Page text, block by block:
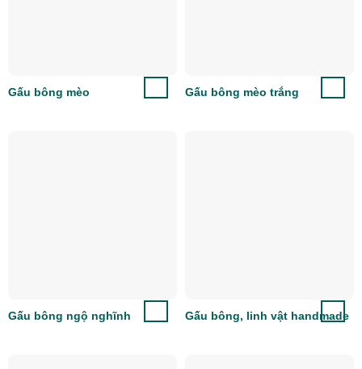
Gấu bông mèo Gấu bông mèo trắng
Gấu bông ngộ nghĩnh Gấu bông, linh vật handmade